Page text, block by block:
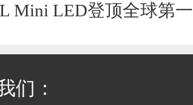
Mini LED登顶全球第
们：